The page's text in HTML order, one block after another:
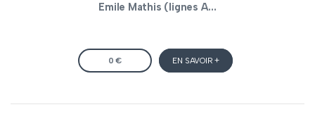
Emile Mathis (lignes A...
0 € EN SAVOIR +